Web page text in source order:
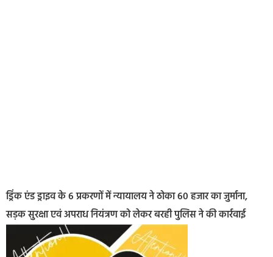
ड्रिंक एंड ड्राइव के 6 प्रकरणों में न्यायालय ने ठोका 60 हजार का जुर्माना,
सड़क सुरक्षा एवं अपराध नियंत्रण को लेकर बरही पुलिस ने की कार्रवाई